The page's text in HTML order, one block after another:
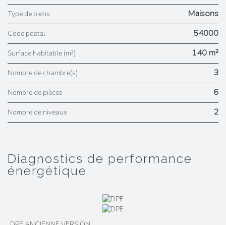
Type de biens Maisons
Code postal 54000
Surface habitable (m²) 140 m²
Nombre de chambre(s) 3
Nombre de pièces 6
Nombre de niveaux 2
diagnostics de performance
énergétique